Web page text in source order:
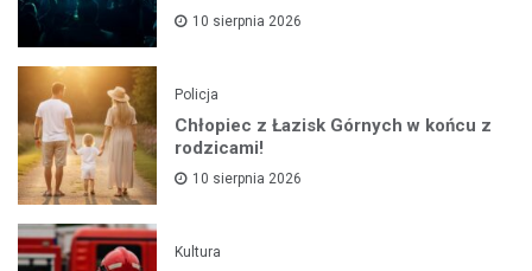
10 sierpnia 2026
Policja
Chłopiec z Łazisk Górnych w końcu z
rodzicami!
10 sierpnia 2026
Kultura